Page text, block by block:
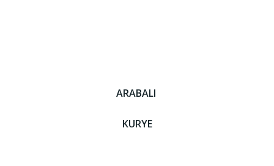
ARABALI
KURYE